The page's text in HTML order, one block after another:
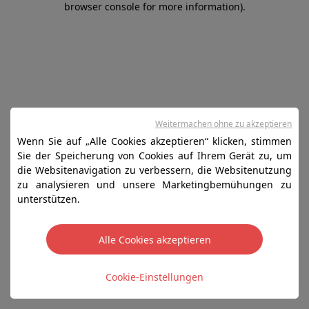
browser console for more information).
Wenn Sie auf „Alle Cookies akzeptieren“ klicken, stimmen
Sie der Speicherung von Cookies auf Ihrem Gerät zu, um
die Websitenavigation zu verbessern, die Websitenutzung
zu analysieren und unsere Marketingbemühungen zu
unterstützen.
Alle Cookies akzeptieren
Cookie-Einstellungen
Weitermachen ohne zu akzeptieren